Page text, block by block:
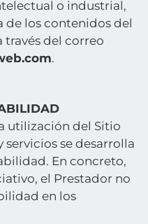
o industrial,
de los contenidos del
través del correo
.
utilización del Sitio
servicios se desarrolla
En concreto,
el Prestador no
en los